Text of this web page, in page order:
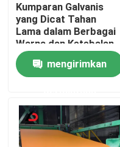
Produk
Kumparan Galvanis
yang Dicat Tahan
Lama dalam Berbagai
Warna dan Ketebalan
Menampilkan Adhesi
dan Perlindungan
Korosi yang Sangat
mengirimkan